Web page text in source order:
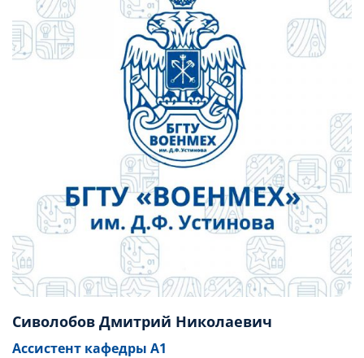
Партнерам
Сиволобов Дмитрий Николаевич
Ассистент кафедры А1